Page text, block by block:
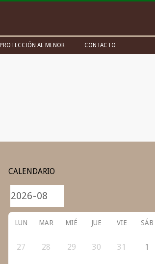
PROTECCIÓN AL MENOR CONTACTO
CALENDARIO
LUN MAR MIÉ JUE VIE SÁB
27 28 29 30 31 1